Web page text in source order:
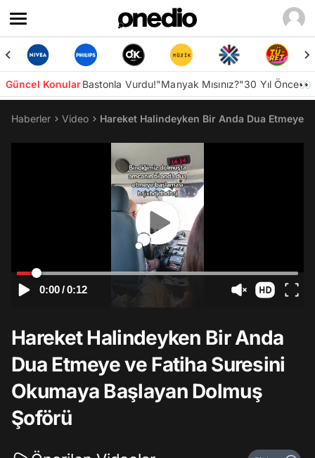
Güncel KonularBastonla Vurdu!"Manyak Mısınız?"30 Yıl Önce👀
Haberler Video Hareket Halindeyken Bir Anda Dua Etmeye
0:00/0:12
Hareket Halindeyken Bir Anda
Dua Etmeye ve Fatiha Suresini
Okumaya Başlayan Dolmuş
Şoförü